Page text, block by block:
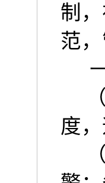
制
范
度